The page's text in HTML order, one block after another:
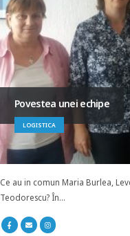
Povestea unei echipe
LOGISTICA
Ce au in comun Maria Burlea,
Teodorescu? În...